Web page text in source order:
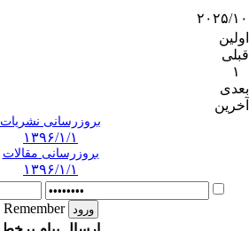
۲۰۲۵/۱۰
اولین
قبلی
۱
بعدی
آخرین
بروزرسانی نشریات
۱۳۹۶/۱/۱
بروزرسانی مقالات
۱۳۹۶/۱/۱
Remember